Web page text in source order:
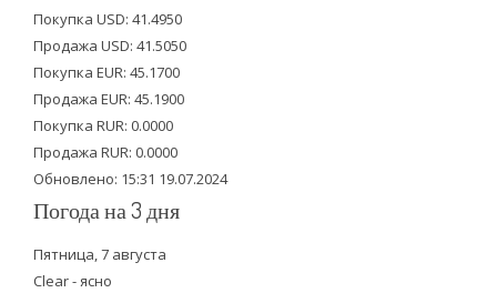
t
e
r
b
o
o
k
u
b
e
Покупка USD: 41.4950
Продажа USD: 41.5050
Покупка EUR: 45.1700
Продажа EUR: 45.1900
Покупка RUR: 0.0000
Продажа RUR: 0.0000
Обновлено: 15:31 19.07.2024
Погода на 3 дня
Пятница, 7 августа
Clear - ясно